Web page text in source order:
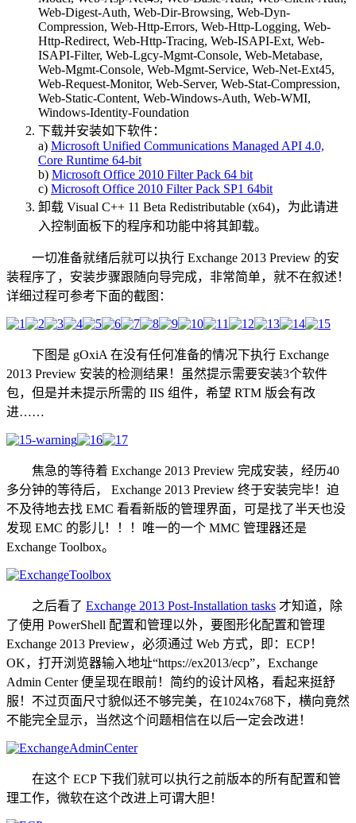
Web-Digest-Auth, Web-Dir-Browsing, Web-Dyn-
Compression, Web-Http-Errors, Web-Http-Logging, Web-
Http-Redirect, Web-Http-Tracing, Web-ISAPI-Ext, Web-
ISAPI-Filter, Web-Lgcy-Mgmt-Console, Web-Metabase,
Web-Mgmt-Console, Web-Mgmt-Service, Web-Net-Ext45,
Web-Request-Monitor, Web-Server, Web-Stat-Compression,
Web-Static-Content, Web-Windows-Auth, Web-WMI,
Windows-Identity-Foundation
下载并安装如下软件：
a) Microsoft Unified Communications Managed API 4.0,
Core Runtime 64-bit
b) Microsoft Office 2010 Filter Pack 64 bit
c) Microsoft Office 2010 Filter Pack SP1 64bit
卸载 Visual C++ 11 Beta Redistributable (x64)，为此请进
入控制面板下的程序和功能中将其卸载。
一切准备就绪后就可以执行 Exchange 2013 Preview 的安
装程序了，安装步骤跟随向导完成，非常简单，就不在叙述！
详细过程可参考下面的截图：
下图是 gOxiA 在没有任何准备的情况下执行 Exchange
2013 Preview 安装的检测结果！虽然提示需要安装3个软件
包，但是并未提示所需的 IIS 组件，希望 RTM 版会有改
进……
焦急的等待着 Exchange 2013 Preview 完成安装，经历40
多分钟的等待后， Exchange 2013 Preview 终于安装完毕！迫
不及待地去找 EMC 看看新版的管理界面，可是找了半天也没
发现 EMC 的影儿！！！唯一的一个 MMC 管理器还是
Exchange Toolbox。
之后看了 Exchange 2013 Post-Installation tasks 才知道，除
了使用 PowerShell 配置和管理以外，要图形化配置和管理
Exchange 2013 Preview，必须通过 Web 方式，即：ECP！
OK，打开浏览器输入地址“https://ex2013/ecp”，Exchange
Admin Center 便呈现在眼前！简约的设计风格，看起来挺舒
服！不过页面尺寸貌似还不够完美，在1024x768下，横向竟然
不能完全显示，当然这个问题相信在以后一定会改进！
在这个 ECP 下我们就可以执行之前版本的所有配置和管
理工作，微软在这个改进上可谓大胆！